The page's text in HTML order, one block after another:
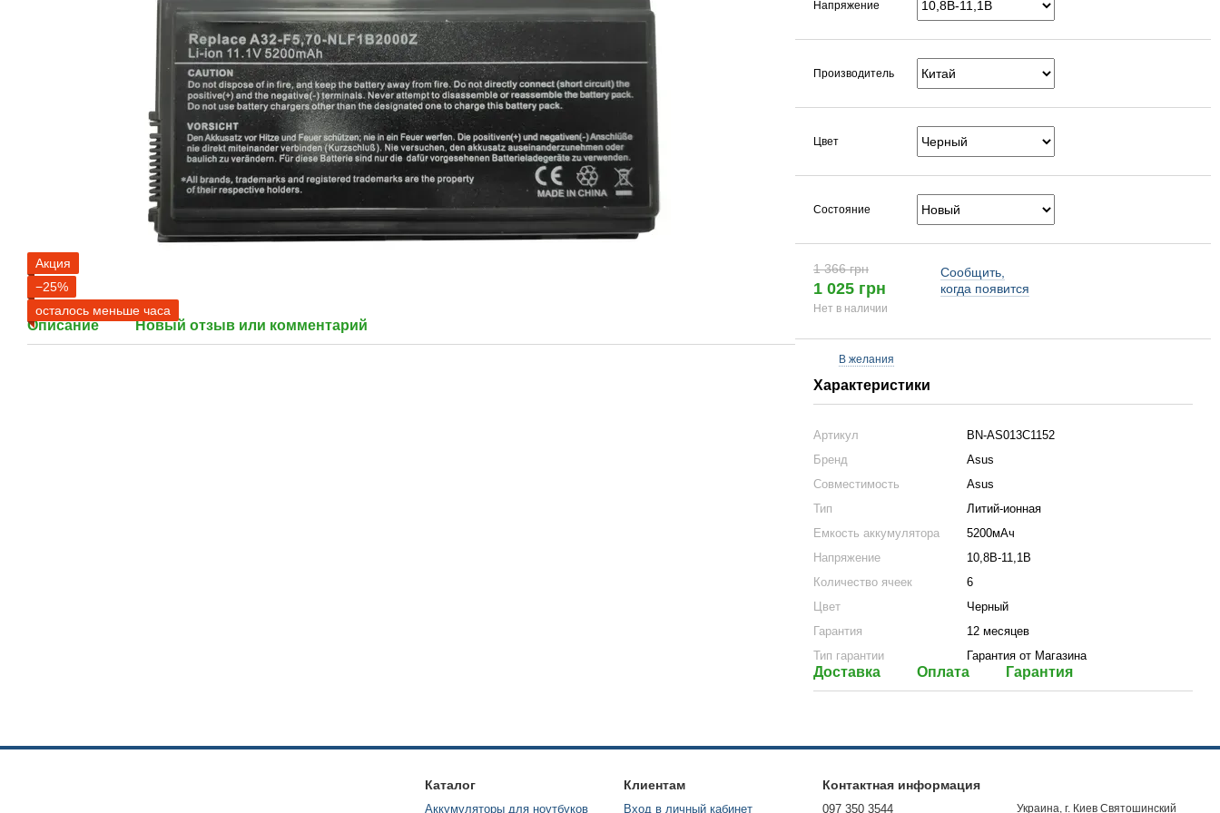
Акция
−25%
осталось меньше часа
Описание Новый отзыв или комментарий
Напряжение
Производитель
Цвет
Состояние
1 366 грн
1 025 грн
Нет в наличии
Сообщить,
когда появится
В желания
Характеристики
Артикул
BN-AS013C1152
Бренд
Asus
Совместимость
Asus
Тип
Литий-ионная
Емкость аккумулятора
5200мАч
Напряжение
10,8В-11,1В
Количество ячеек
6
Цвет
Черный
Гарантия
12 месяцев
Тип гарантии
Гарантия от Магазина
Доставка Оплата Гарантия
Каталог
Аккумуляторы для ноутбуков
Клиентам
Вход в личный кабинет
Контактная информация
097 350 3544 Украина, г. Киев Святошинский